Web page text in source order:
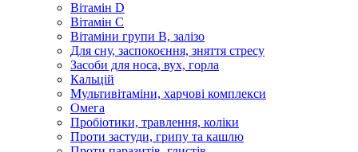
Вітамін D
Вітамін С
Вітаміни групи В, залізо
Для сну, заспокоєння, зняття стресу
Засоби для носа, вух, горла
Кальцій
Мультивітаміни, харчові комплекси
Омега
Пробіотики, травлення, коліки
Проти застуди, грипу та кашлю